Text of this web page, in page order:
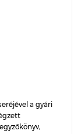
a gyári